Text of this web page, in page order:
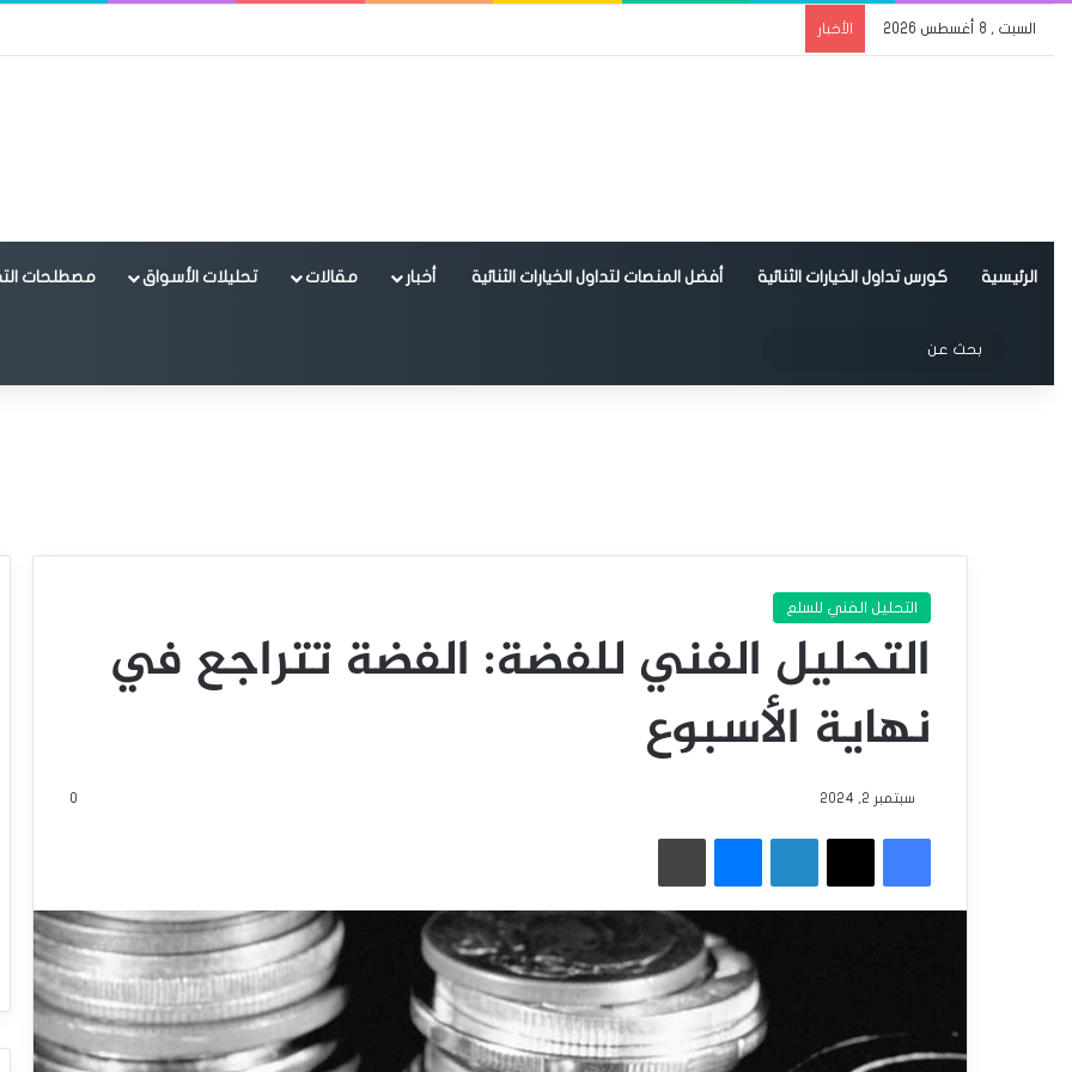
السبت , 8 أغسطس 2026 الأخبار
الرئيسية كورس تداول الخيارات الثنائية أفضل المنصات لتداول الخيارات الثنائية أخبار مقالات تحليلات الأسواق مصطلحات
الوضع المظلم
عن
التحليل الفني للسلع
التحليل الفني للفضة: الفضة تتراجع في
نهاية الأسبوع
سبتمبر 2, 2024 0
فيسبوك
‫X لينكدإن ماسنجر طباعة